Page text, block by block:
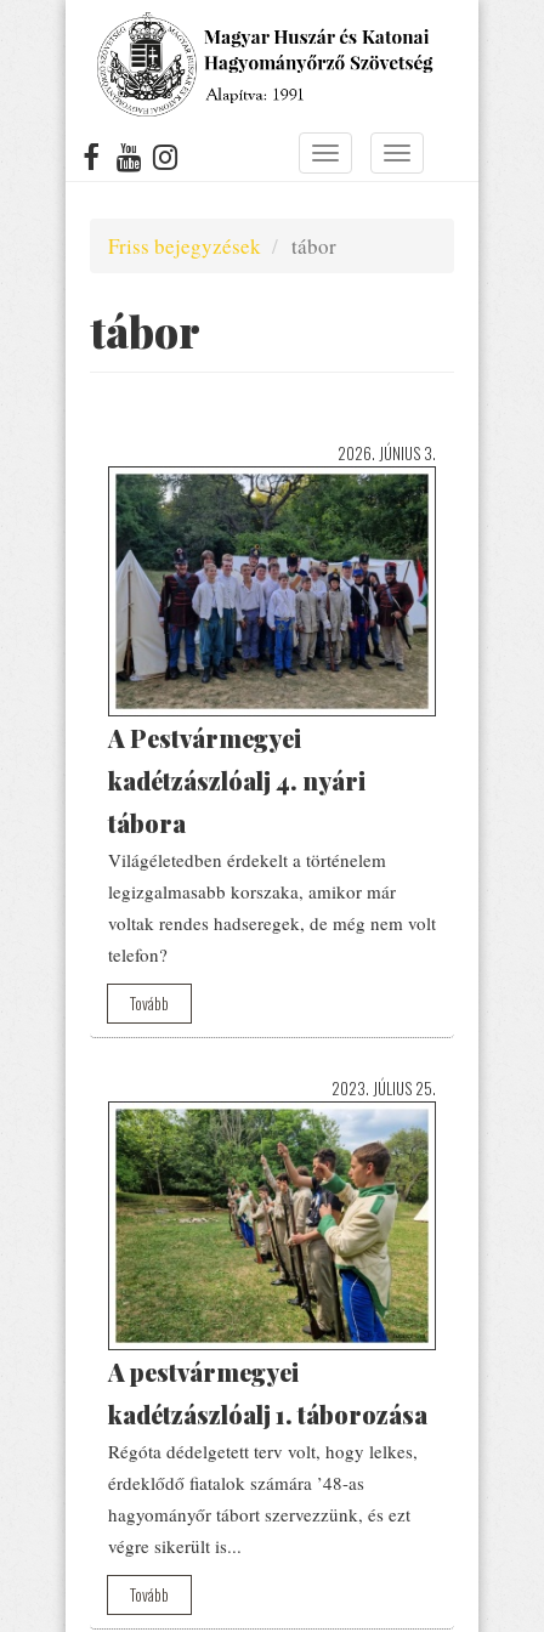
Navigáció
Navigáció
Friss bejegyzések
tábor
tábor
2026. JÚNIUS 3.
A Pestvármegyei
kadétzászlóalj 4. nyári
tábora
Világéletedben érdekelt a történelem
legizgalmasabb korszaka, amikor már
voltak rendes hadseregek, de még nem volt
telefon?
Tovább
2023. JÚLIUS 25.
A pestvármegyei
kadétzászlóalj 1. táborozása
Régóta dédelgetett terv volt, hogy lelkes,
érdeklődő fiatalok számára ’48-as
hagyományőr tábort szervezzünk, és ezt
végre sikerült is...
Tovább